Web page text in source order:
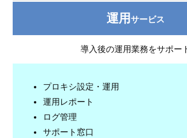
運用サービス
導入後の運用業務をサポー
プロキシ設定・運用
運用レポート
ログ管理
サポート窓口